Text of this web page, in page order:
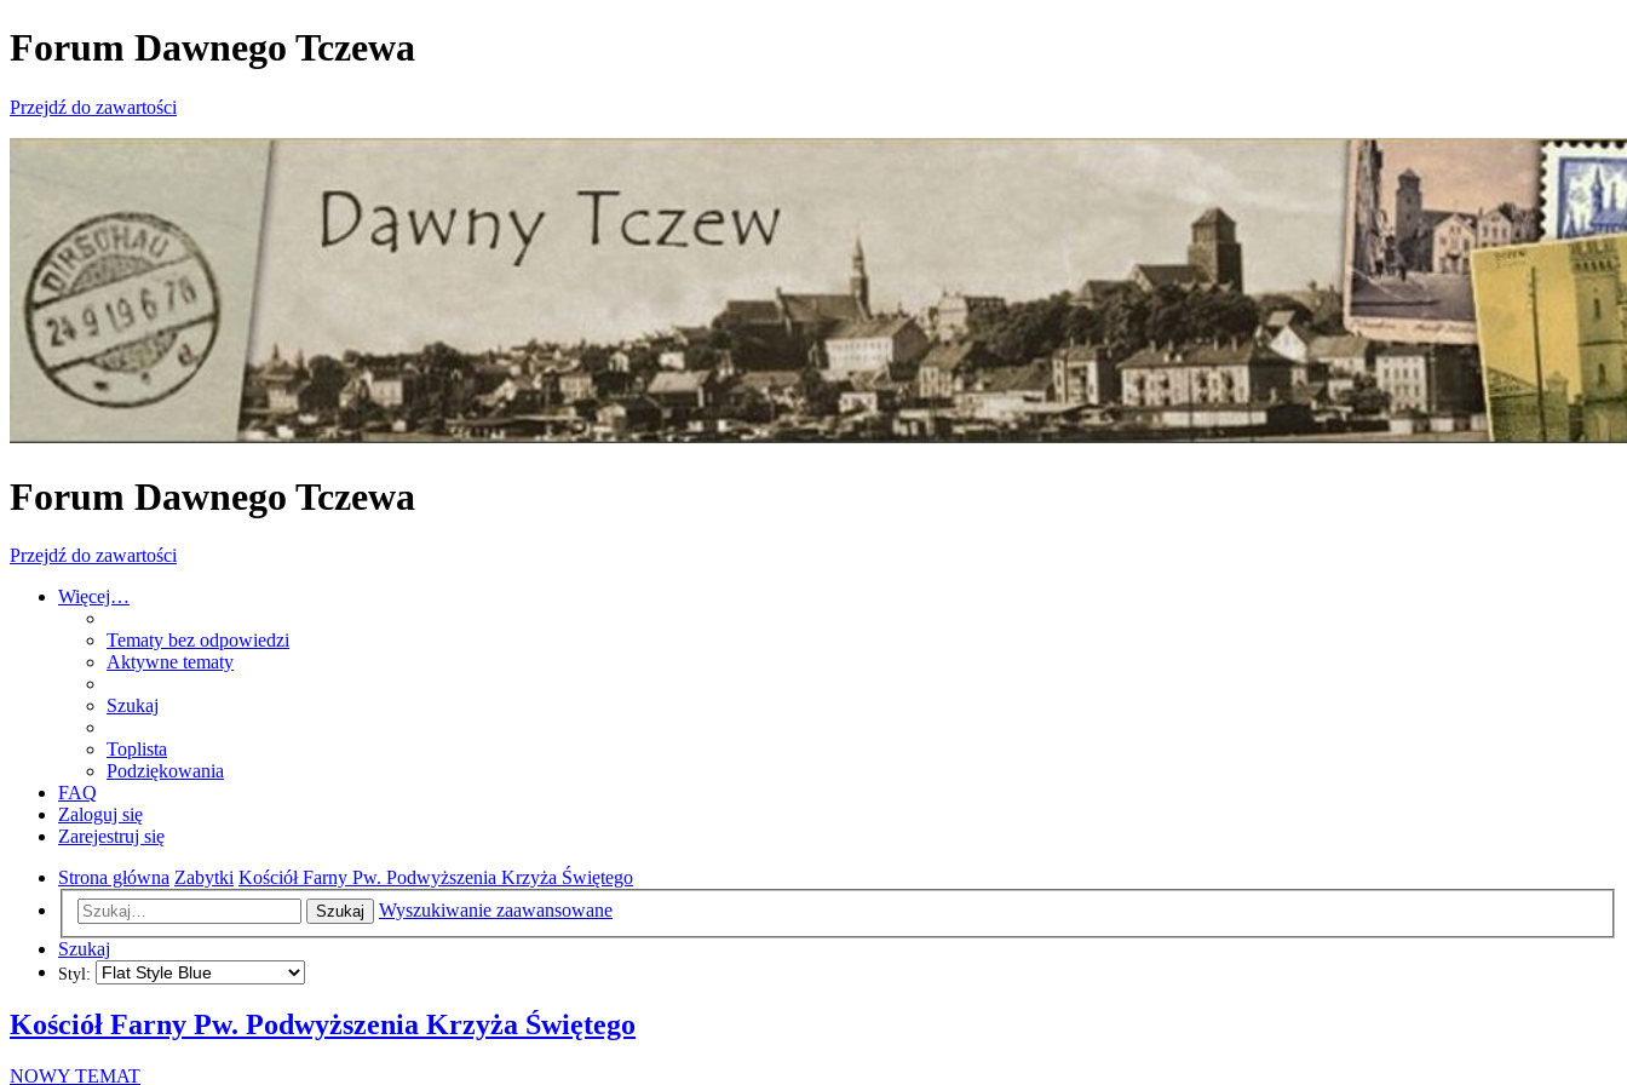
Forum Dawnego Tczewa
Przejdź do zawartości
Forum Dawnego Tczewa
Przejdź do zawartości
Więcej…
Tematy bez odpowiedzi
Aktywne tematy
Szukaj
Toplista
Podziękowania
FAQ
Zaloguj się
Zarejestruj się
Strona główna Zabytki Kościół Farny Pw. Podwyższenia Krzyża Świętego
Szukaj
Wyszukiwanie zaawansowane
Szukaj
Styl:
Kościół Farny Pw. Podwyższenia Krzyża Świętego
NOWY TEMAT